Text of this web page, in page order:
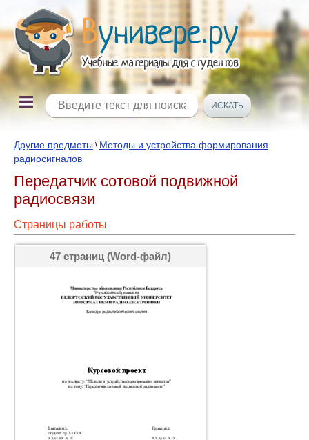
Другие предметы \ Методы и устройства формирования
радиосигналов
Передатчик сотовой подвижной
радиосвязи
Страницы работы
47 страниц (Word-файл)